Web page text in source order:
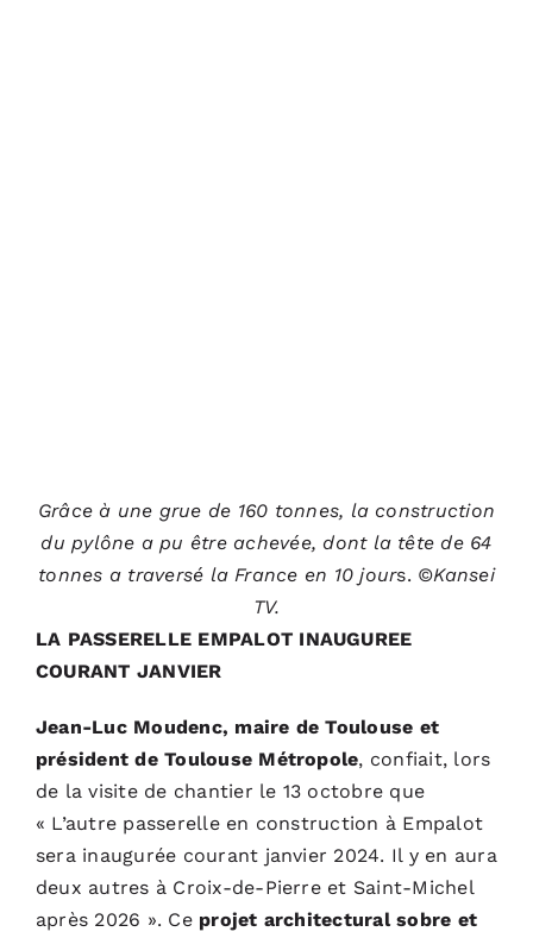
Grâce à une grue de 160 tonnes, la construction
du pylône a pu être achevée, dont la tête de 64
tonnes a traversé la France en 10 jours. ©Kansei
TV.
LA PASSERELLE EMPALOT INAUGUREE
COURANT JANVIER
Jean-Luc Moudenc, maire de Toulouse et
président de Toulouse Métropole, confiait, lors
de la visite de chantier le 13 octobre que
« L’autre passerelle en construction à Empalot
sera inaugurée courant janvier 2024. Il y en aura
deux autres à Croix-de-Pierre et Saint-Michel
après 2026 ». Ceprojet architectural sobre et